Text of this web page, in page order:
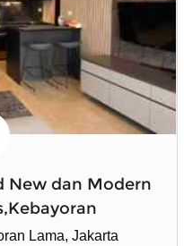
New dan Modern
Lama, Jakarta